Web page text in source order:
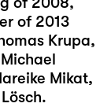
of 2013
Krupa,
Mikat,